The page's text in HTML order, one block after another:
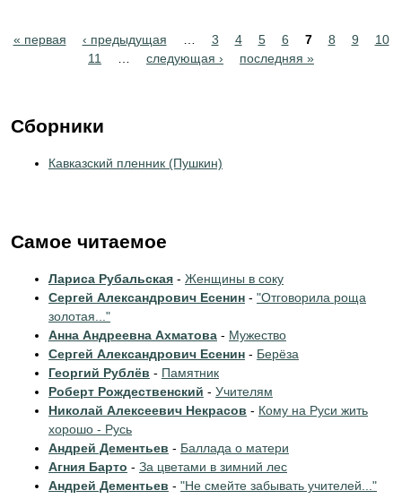
Pages
« первая ‹ предыдущая 3 4 5 6 7 8 9
10
11
следующая › последняя »
Сборники
Кавказский пленник (Пушкин)
Самое читаемое
Лариса Рубальская - Женщины в соку
Сергей Александрович Есенин - "Отговорила роща
золотая..."
Анна Андреевна Ахматова - Мужество
Сергей Александрович Есенин - Берёза
Георгий Рублёв - Памятник
Роберт Рождественский - Учителям
Николай Алексеевич Некрасов - Кому на Руси жить
хорошо - Русь
Андрей Дементьев - Баллада о матери
Агния Барто - За цветами в зимний лес
Андрей Дементьев - "Не смейте забывать учителей..."